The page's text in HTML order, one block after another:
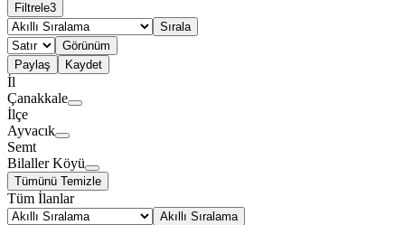
Filtrele3
Sırala
Görünüm
Paylaş
Kaydet
İl
Çanakkale
İlçe
Ayvacık
Semt
Bilaller Köyü
Tümünü Temizle
Tüm İlanlar
Akıllı Sıralama